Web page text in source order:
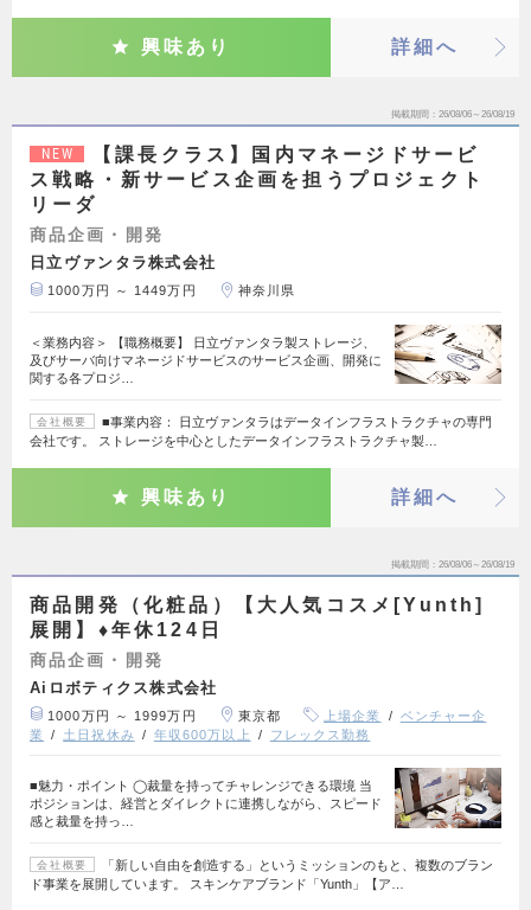
興味あり 詳細へ
掲載期間 26/08/06～26/08/19
NEW
【課長クラス】国内マネージドサービ
ス戦略・新サービス企画を担うプロジェクト
リーダ
商品企画・開発
日立ヴァンタラ株式会社
1000万円 ～ 1449万円 神奈川県
＜業務内容＞ 【職務概要】 日立ヴァンタラ製ストレージ、
及びサーバ向けマネージドサービスのサービス企画、開発に
関する各プロジ…
会社概要
■事業内容： 日立ヴァンタラはデータインフラストラクチャの専門
会社です。 ストレージを中心としたデータインフラストラクチャ製…
興味あり 詳細へ
掲載期間 26/08/06～26/08/19
商品開発（化粧品）【大人気コスメ[Yunth]
展開】♦年休124日
商品企画・開発
Aiロボティクス株式会社
1000万円 ～ 1999万円 東京都 上場企業
ベンチャー企
業
土日祝休み 年収600万以上 フレックス勤務
■魅力・ポイント ◯裁量を持ってチャレンジできる環境 当
ポジションは、経営とダイレクトに連携しながら、スピード
感と裁量を持っ…
会社概要
「新しい自由を創造する」というミッションのもと、複数のブラン
ド事業を展開しています。 スキンケアブランド「Yunth」【ア…